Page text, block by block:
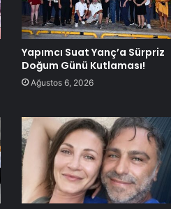
Yapımcı Suat Yanç’a Sürpriz
Doğum Günü Kutlaması!
Ağustos 6, 2026